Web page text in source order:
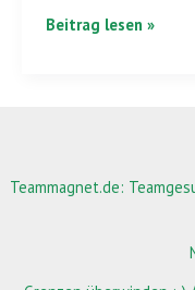
Beitrag lesen »
Teammagnet.de: